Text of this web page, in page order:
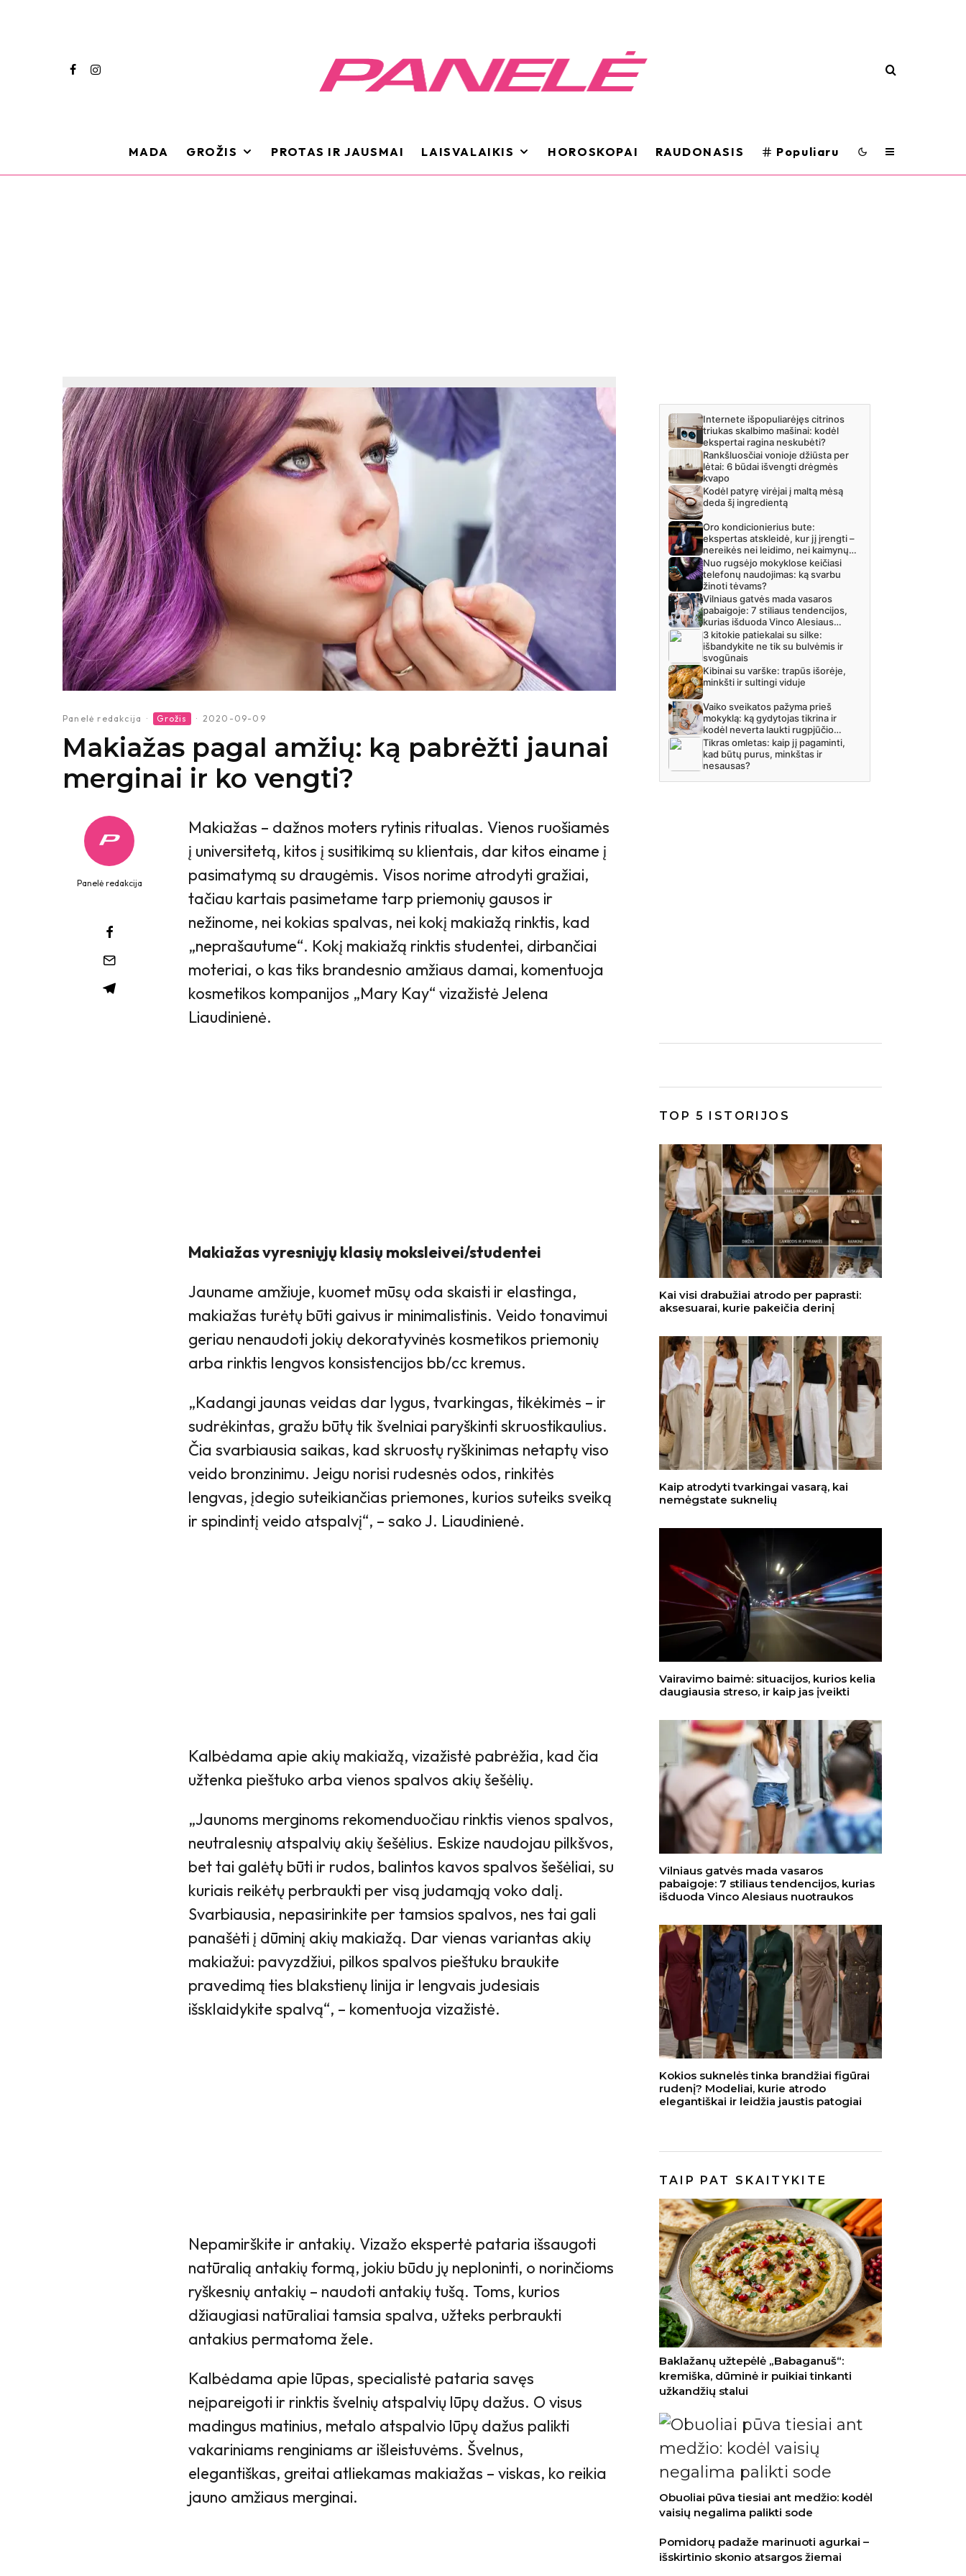
MADA GROŽIS PROTAS IR JAUSMAI LAISVALAIKIS HOROSKOPAI RAUDONASIS Populiaru
Panelė redakcija · Grožis · 2020-09-09
Makiažas pagal amžių: ką pabrėžti jaunai
merginai ir ko vengti?
Panelė redakcija
Makiažas – dažnos moters rytinis ritualas. Vienos ruošiamės
į universitetą, kitos į susitikimą su klientais, dar kitos einame į
pasimatymą su draugėmis. Visos norime atrodyti gražiai,
tačiau kartais pasimetame tarp priemonių gausos ir
nežinome, nei kokias spalvas, nei kokį makiažą rinktis, kad
„neprašautume“. Kokį makiažą rinktis studentei, dirbančiai
moteriai, o kas tiks brandesnio amžiaus damai, komentuoja
kosmetikos kompanijos „Mary Kay“ vizažistė Jelena
Liaudinienė.
Makiažas vyresniųjų klasių moksleivei/studentei
Jauname amžiuje, kuomet mūsų oda skaisti ir elastinga,
makiažas turėtų būti gaivus ir minimalistinis. Veido tonavimui
geriau nenaudoti jokių dekoratyvinės kosmetikos priemonių
arba rinktis lengvos konsistencijos bb/cc kremus.
„Kadangi jaunas veidas dar lygus, tvarkingas, tikėkimės – ir
sudrėkintas, gražu būtų tik švelniai paryškinti skruostikaulius.
Čia svarbiausia saikas, kad skruostų ryškinimas netaptų viso
veido bronzinimu. Jeigu norisi rudesnės odos, rinkitės
lengvas, įdegio suteikiančias priemones, kurios suteiks sveiką
ir spindintį veido atspalvį“, – sako J. Liaudinienė.
Kalbėdama apie akių makiažą, vizažistė pabrėžia, kad čia
užtenka pieštuko arba vienos spalvos akių šešėlių.
„Jaunoms merginoms rekomenduočiau rinktis vienos spalvos,
neutralesnių atspalvių akių šešėlius. Eskize naudojau pilkšvos,
bet tai galėtų būti ir rudos, balintos kavos spalvos šešėliai, su
kuriais reikėtų perbraukti per visą judamąją voko dalį.
Svarbiausia, nepasirinkite per tamsios spalvos, nes tai gali
panašėti į dūminį akių makiažą. Dar vienas variantas akių
makiažui: pavyzdžiui, pilkos spalvos pieštuku braukite
pravedimą ties blakstienų linija ir lengvais judesiais
išsklaidykite spalvą“, – komentuoja vizažistė.
Nepamirškite ir antakių. Vizažo ekspertė pataria išsaugoti
natūralią antakių formą, jokiu būdu jų neploninti, o norinčioms
ryškesnių antakių – naudoti antakių tušą. Toms, kurios
džiaugiasi natūraliai tamsia spalva, užteks perbraukti
antakius permatoma žele.
Kalbėdama apie lūpas, specialistė pataria savęs
neįpareigoti ir rinktis švelnių atspalvių lūpų dažus. O visus
madingus matinius, metalo atspalvio lūpų dažus palikti
vakariniams renginiams ar išleistuvėms. Švelnus,
elegantiškas, greitai atliekamas makiažas – viskas, ko reikia
jauno amžiaus merginai.
TOP 5 ISTORIJOS
Kai visi drabužiai atrodo per paprasti:
aksesuarai, kurie pakeičia derinį
Kaip atrodyti tvarkingai vasarą, kai
nemėgstate suknelių
Vairavimo baimė: situacijos, kurios kelia
daugiausia streso, ir kaip jas įveikti
Vilniaus gatvės mada vasaros
pabaigoje: 7 stiliaus tendencijos, kurias
išduoda Vinco Alesiaus nuotraukos
Kokios suknelės tinka brandžiai figūrai
rudenį? Modeliai, kurie atrodo
elegantiškai ir leidžia jaustis patogiai
TAIP PAT SKAITYKITE
Baklažanų užtepėlė „Babaganuš“:
kremiška, dūminė ir puikiai tinkanti
užkandžių stalui
Obuoliai pūva tiesiai ant medžio: kodėl
vaisių negalima palikti sode
Pomidorų padaže marinuoti agurkai –
išskirtinio skonio atsargos žiemai